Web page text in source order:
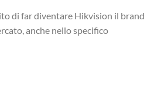
di far diventare Hikvision il brand
anche nello specifico